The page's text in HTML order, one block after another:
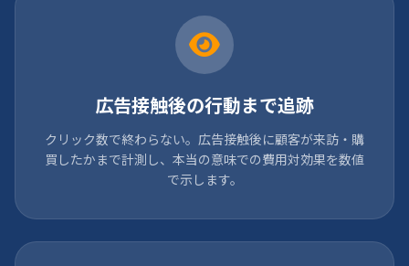
広告接触後の行動まで追跡
クリック数で終わらない。広告接触後に顧客が来訪・購
買したかまで計測し、本当の意味での費用対効果を数値
で示します。